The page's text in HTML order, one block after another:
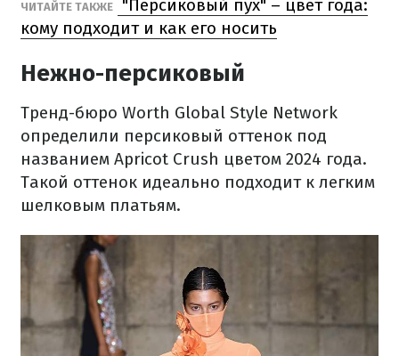
ЧИТАЙТЕ ТАКЖЕ
"Персиковый пух" – цвет года:
кому подходит и как его носить
Нежно-персиковый
Тренд-бюро Worth Global Style Network
определили персиковый оттенок под
названием Apricot Crush цветом 2024 года.
Такой оттенок идеально подходит к легким
шелковым платьям.